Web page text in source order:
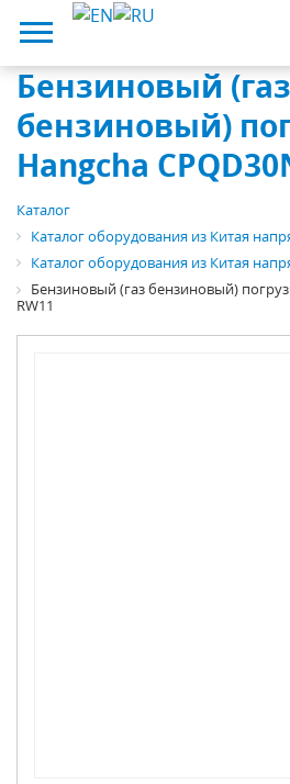
Бензиновый (газ
бензиновый)
Hangcha
Каталог
Каталог оборудования из Китая
Каталог оборудования из Китая
Бензиновый (газ бензиновый)
RW11